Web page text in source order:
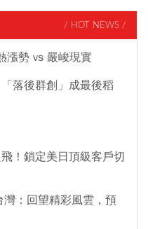
/ HOT NEWS /
漲勢 vs 嚴峻現實
落後群創」成最後稻
！鎖定美日頂級客戶切
：回望精彩風雲，預